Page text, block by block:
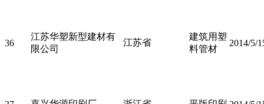
36
江苏华塑新型建材有
限公司
江苏省
建筑用塑
料管材
2014/5/